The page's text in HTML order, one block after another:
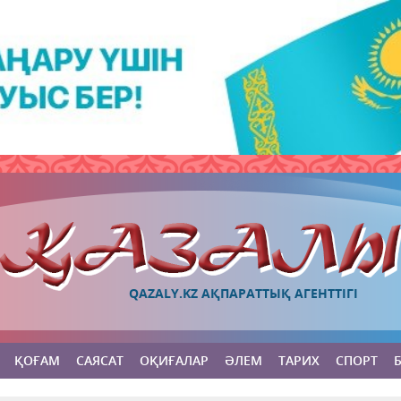
QAZALY.KZ АҚПАРАТТЫҚ АГЕНТТІГІ
ҚОҒАМ САЯСАТ ОҚИҒАЛАР ӘЛЕМ ТАРИХ СПОРТ